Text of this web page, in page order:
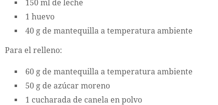
150 ml de leche
1 huevo
40 g de mantequilla a temperatura ambiente
Para el relleno:
60 g de mantequilla a temperatura ambiente
50 g de azúcar moreno
1 cucharada de canela en polvo